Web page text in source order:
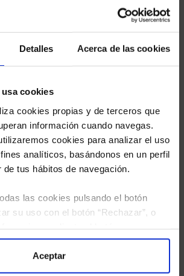
Detalles Acerca de las cookies
cookies
cookies propias y de terceros que
información cuando navegas.
cookies para analizar el uso
analíticos, basándonos en un perfil
tus hábitos de navegación.
las cookies pulsando el botón
su uso con el botón “Rechazar”, o
nuestraPolítica
más información.
Aceptar
e indíquenos los ISINs de
expertos le enviarán un
sus alternativas de Clases